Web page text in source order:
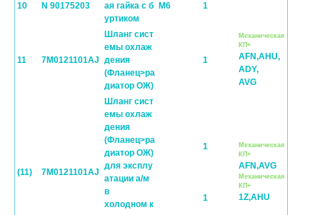
10 N 90175203
ая гайка с б
уртиком
M6 1
11 7M0121101AJ
Шланг сист
емы охлаж
дения
(Фланец>ра
диатор ОЖ)
1
Механическая
КП+
AFN,AHU,
ADY,
AVG
(11) 7M0121101AJ
Шланг сист
емы охлаж
дения
(Фланец>ра
диатор ОЖ)
для эксплу
атации а/м
в
холодном к
1
1
Механическая
КП+
AFN,AVG
Механическая
КП+
1Z,AHU